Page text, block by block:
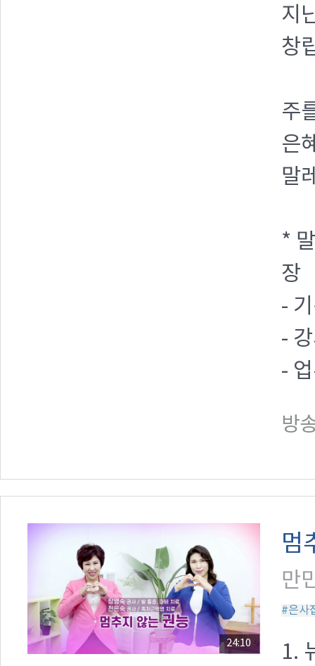
지
창
주
은
말
*
장
-
-
-
방
24:10
멈
만
#은사
1.